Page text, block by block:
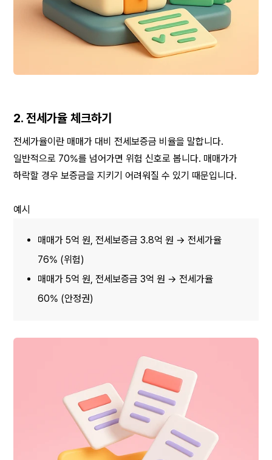
2. 전세가율 체크하기
전세가율이란 매매가 대비 전세보증금 비율을 말합니다.
일반적으로 70%를 넘어가면 위험 신호로 봅니다. 매매가가
하락할 경우 보증금을 지키기 어려워질 수 있기 때문입니다.
예시
매매가 5억 원, 전세보증금 3.8억 원 → 전세가율
76% (위험)
매매가 5억 원, 전세보증금 3억 원 → 전세가율
60% (안정권)